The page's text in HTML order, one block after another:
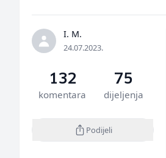
I. M.
24.07.2023.
132
komentara
75
dijeljenja
Podijeli